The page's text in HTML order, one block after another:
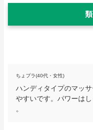
ちょプラ(40代・女性)
ハンディタイプのマッ
やすいです。パワーは
。